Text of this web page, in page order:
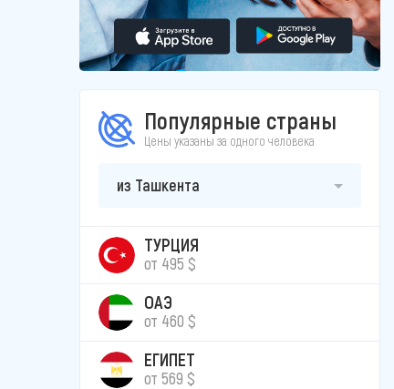
Популярные страны
Цены указаны за одного человека
из Ташкента
ТУРЦИЯ
от 495 $
ОАЭ
от 460 $
ЕГИПЕТ
от 569 $